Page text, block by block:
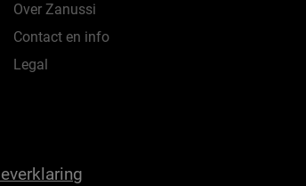
Over Zanussi
Contact en info
Legal